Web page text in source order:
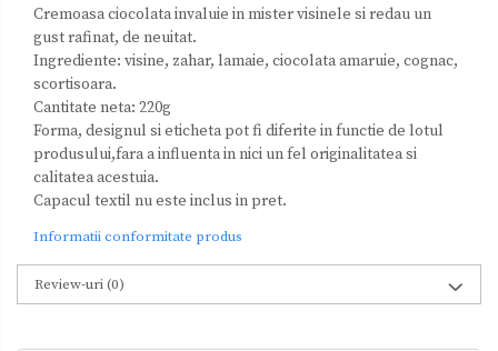
Cremoasa ciocolata invaluie in mister visinele si redau un
gust rafinat, de neuitat.
Ingrediente: visine, zahar, lamaie, ciocolata amaruie, cognac,
scortisoara.
Cantitate neta: 220g
Forma, designul si eticheta pot fi diferite in functie de lotul
produsului,fara a influenta in nici un fel originalitatea si
calitatea acestuia.
Capacul textil nu este inclus in pret.
Informatii conformitate produs
Review-uri(0)